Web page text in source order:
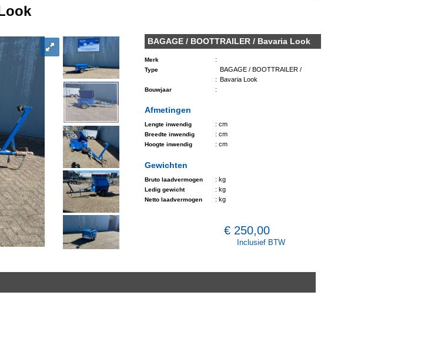
BAGAGE / BOOTTRAILER / Bavaria Look
Merk :
Type
:
BAGAGE / BOOTTRAILER /
Bavaria Look
Bouwjaar :
Afmetingen
Lengte inwendig : cm
Breedte inwendig : cm
Hoogte inwendig : cm
Gewichten
Bruto laadvermogen : kg
Ledig gewicht : kg
Netto laadvermogen : kg
€ 250,00
Inclusief BTW